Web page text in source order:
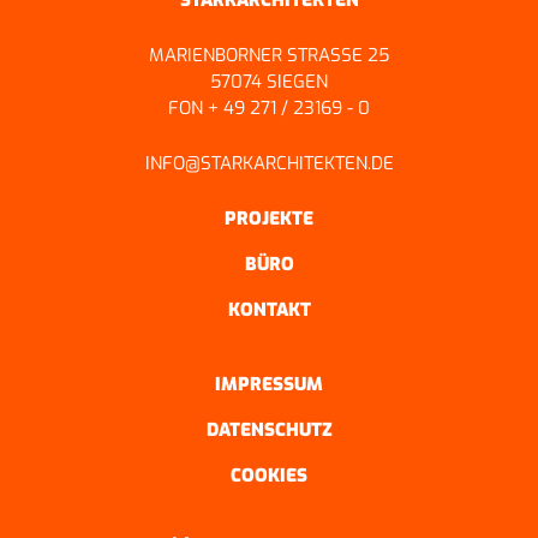
MARIENBORNER STRASSE 25
57074 SIEGEN
FON + 49 271 / 23169 - 0
INFO@STARKARCHITEKTEN.DE
PROJEKTE
BÜRO
KONTAKT
IMPRESSUM
DATENSCHUTZ
COOKIES